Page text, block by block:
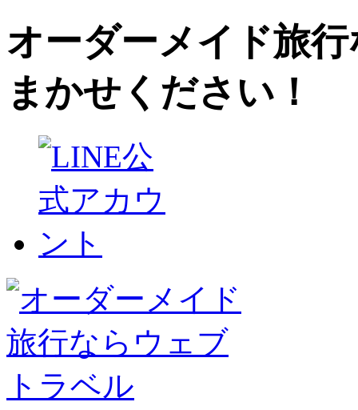
オーダーメイド旅
まかせください！